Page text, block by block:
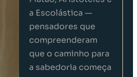
a Escolástica —
pensadores que
compreenderam
que o caminho para
a sabedoria começa